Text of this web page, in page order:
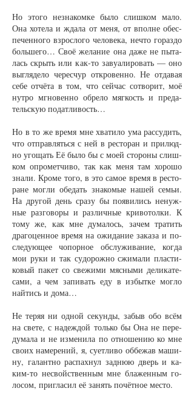
Но это­го не­зна­ком­ке бы­ло слиш­ком ма­ло.
Она хо­те­ла и жда­ла от ме­ня, от впол­не обес­
пе­чен­но­го взрос­ло­го че­ло­ве­ка, не­что го­раз­до
боль­ше­го… Своё же­ла­ние она да­же не пы­та­
лась скрыть или как-то за­ву­а­ли­ро­вать — оно
вы­гля­де­ло че­рес­чур от­кро­вен­но. Не от­да­вая
се­бе от­чёта в том, что сей­час со­тво­рит, моё
нут­ро мгно­вен­но об­ре­ло мяг­кость и пре­да­
тель­скую по­дат­ли­вость…
Но в то же вре­мя мне хва­ти­ло ума рас­су­дить,
что от­прав­лять­ся с ней в рес­то­ран и при­люд­
но уго­щать Её бы­ло бы с мо­ей сто­ро­ны слиш­
ком опро­мет­чи­во, так как ме­ня там хо­ро­шо
зна­ли. Кро­ме то­го, в это са­мое вре­мя в рес­то­
ра­не мог­ли обе­дать зна­ко­мые на­шей семьи.
На дру­гой день сра­зу бы по­яви­лись не­нуж­
ные раз­го­во­ры и раз­лич­ные кри­во­тол­ки. К
то­му же, как мне ду­ма­лось, за­чем тра­тить
дра­го­цен­ное вре­мя на ожи­да­ние за­ка­за и по­
сле­ду­ю­щее чо­пор­ное об­слу­жи­ва­ние, ког­да
мои ру­ки и так су­до­рож­но сжи­ма­ли плас­ти­
ко­вый па­кет со све­жи­ми мяс­ны­ми де­ли­ка­те­
са­ми, а чем за­пи­вать еду в из­быт­ке мог­ло
най­тись и до­ма…
Не те­ряя ни од­ной се­кун­ды, за­быв обо всём
на све­те, с на­деж­дой толь­ко бы Она не пе­ре­
ду­ма­ла и не из­ме­ни­ла по от­но­ше­нию ко мне
сво­их на­ме­ре­ний, я, су­ет­ли­во об­бе­жав ма­ши­
ну, га­лант­но рас­пах­нул зад­нюю дверь и ка­
ким-то не­свойст­вен­ным мне бла­жен­ным го­
ло­сом, при­гла­сил её за­нять по­чёт­ное мес­то.